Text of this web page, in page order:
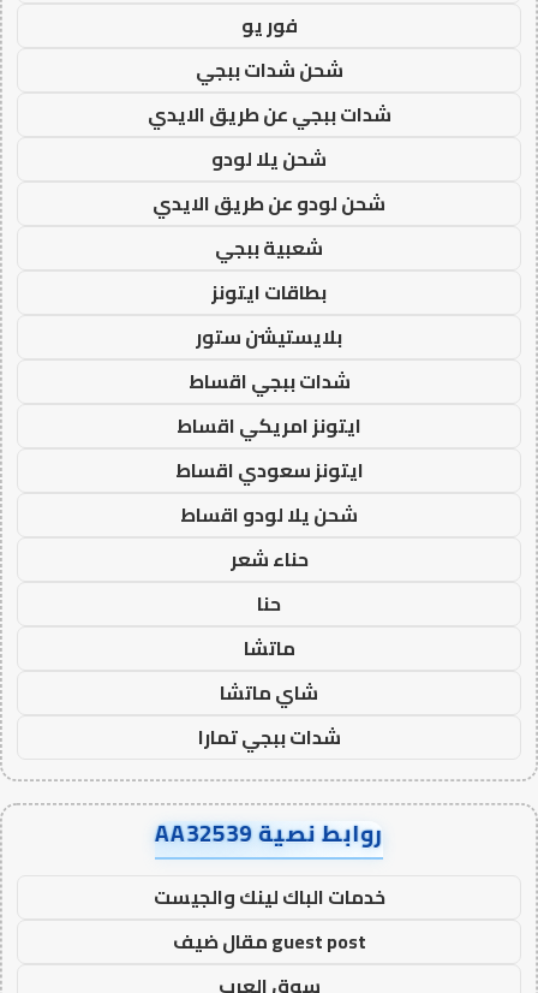
فور يو
شحن شدات ببجي
شدات ببجي عن طريق الايدي
شحن يلا لودو
شحن لودو عن طريق الايدي
شعبية ببجي
بطاقات ايتونز
بلايستيشن ستور
شدات ببجي اقساط
ايتونز امريكي اقساط
ايتونز سعودي اقساط
شحن يلا لودو اقساط
حناء شعر
حنا
ماتشا
شاي ماتشا
شدات ببجي تمارا
روابط نصية AA32539
خدمات الباك لينك والجيست
guest post مقال ضيف